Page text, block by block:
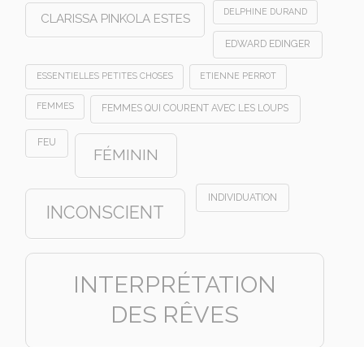
CLARISSA PINKOLA ESTES DELPHINE DURAND
EDWARD EDINGER
ESSENTIELLES PETITES CHOSES ETIENNE PERROT
FEMMES FEMMES QUI COURENT AVEC LES LOUPS
FEU
FÉMININ
INCONSCIENT
INDIVIDUATION
INTERPRÉTATION
DES RÊVES